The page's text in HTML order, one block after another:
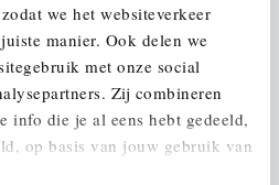
we het websiteverkeer
manier. Ook delen we
met onze social
Zij combineren
info die je al eens hebt gedeeld,
op basis van jouw gebruik van